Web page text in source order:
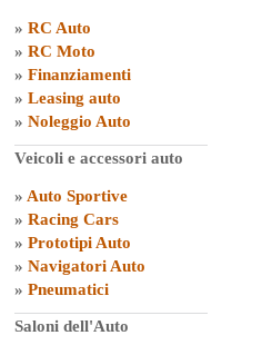
» RC Auto
» RC Moto
» Finanziamenti
» Leasing auto
» Noleggio Auto
Veicoli e accessori auto
» Auto Sportive
» Racing Cars
» Prototipi Auto
» Navigatori Auto
» Pneumatici
Saloni dell'Auto